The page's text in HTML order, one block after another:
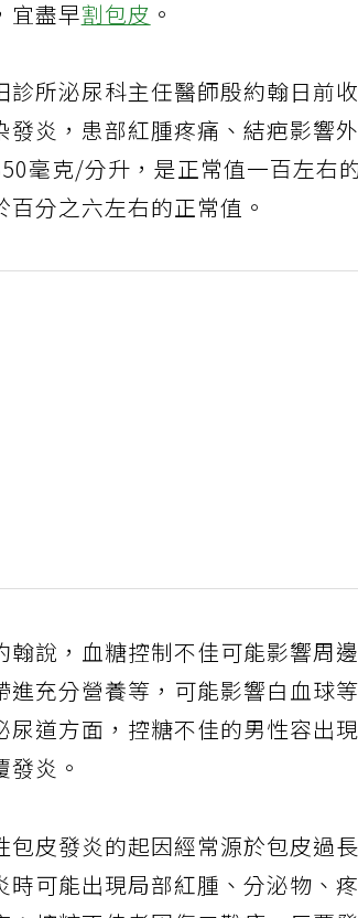
宜盡早割包皮 。
診所泌尿科主任醫師殷約翰日前
發炎，患部紅腫疼痛、結疤影響
毫克/分升，是正常值一百左右
百分之六左右的正常值。
翰說，血糖控制不佳可能影響周
進充分營養等，可能影響白血球
尿道方面，控糖不佳的男性容出
發炎。
包皮發炎的起因經常源於包皮過
時可能出現局部紅腫、分泌物、